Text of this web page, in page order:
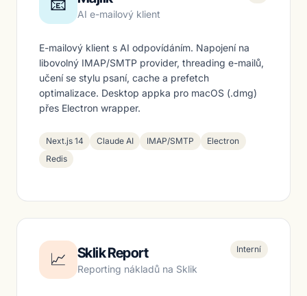
📧 AI e-mailový klient
E-mailový klient s AI odpovídáním. Napojení na
libovolný IMAP/SMTP provider, threading e-mailů,
učení se stylu psaní, cache a prefetch
optimalizace. Desktop appka pro macOS (.dmg)
přes Electron wrapper.
Next.js 14 Claude AI IMAP/SMTP
Electron
Redis
📈 Sklik Report
Reporting nákladů na Sklik
Interní